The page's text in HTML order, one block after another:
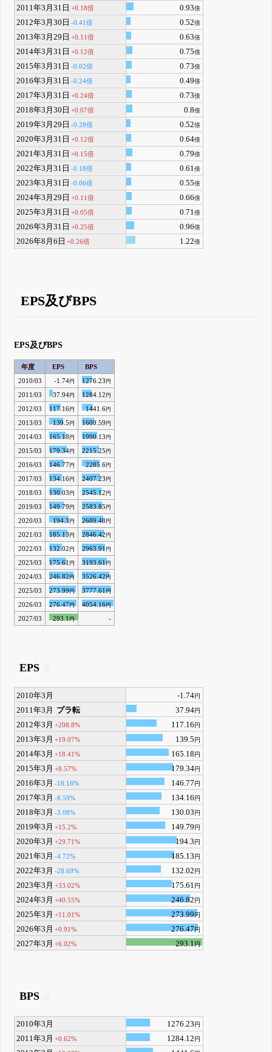
2011年3月31日 +0.18倍 0.93倍
2012年3月30日 -0.41倍 0.52倍
2013年3月29日 +0.11倍 0.63倍
2014年3月31日 +0.12倍 0.75倍
2015年3月31日 -0.02倍 0.73倍
2016年3月31日 -0.24倍 0.49倍
2017年3月31日 +0.24倍 0.73倍
2018年3月30日 +0.07倍 0.8倍
2019年3月29日 -0.28倍 0.52倍
2020年3月31日 +0.12倍 0.64倍
2021年3月31日 +0.15倍 0.79倍
2022年3月31日 -0.18倍 0.61倍
2023年3月31日 -0.06倍 0.55倍
2024年3月29日 +0.11倍 0.66倍
2025年3月31日 +0.05倍 0.71倍
2026年3月31日 +0.25倍 0.96倍
2026年8月6日 +0.26倍 1.22倍
EPS及びBPS
EPS及びBPS
年度 EPS
BPS
2010/03
-1.74円 1276.23 円
2011/03 37.94円 1284.12 円
2012/03 117.16円 1441.6円
2013/03 139.5 円 1609.59 円
2014/03 165.18 円 1990.13 円
2015/03 179.34円 2215.25 円
2016/03 146.77円 2285.6円
2017/03 134.16円 2407.23 円
2018/03 130.03 円 2545.12 円
2019/03 149.79 円 2583.85 円
2020/03 194.3 円 2689.48 円
2021/03 185.13 円 2846.42 円
2022/03 132.02 円 2963.91 円
2023/03 175.61 円 3193.61円
2024/03 246.82円 3526.42円
2025/03 273.99円 3777.61円
2026/03 276.47円 4054.16円
2027/03 293.1円 -
EPS
2010年3月 -1.74円
2011年3月 プラ転 37.94円
2012年3月 +208.8% 117.16円
2013年3月 +19.07% 139.5円
2014年3月 +18.41% 165.18円
2015年3月 +8.57% 179.34円
2016年3月 -18.16% 146.77円
2017年3月 -8.59% 134.16円
2018年3月 -3.08% 130.03円
2019年3月 +15.2% 149.79円
2020年3月 +29.71% 194.3円
2021年3月 -4.72% 185.13円
2022年3月 -28.69% 132.02円
2023年3月 +33.02% 175.61 円
2024年3月 +40.55% 246.82円
2025年3月 +11.01% 273.99円
2026年3月 +0.91% 276.47円
2027年3月 +6.02% 293.1 円
BPS
2010年3月 1276.23円
2011年3月 +0.62% 1284.12円